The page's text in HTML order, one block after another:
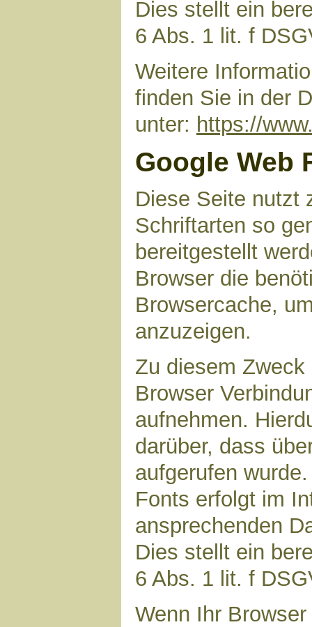
Dies stellt ein
6 Abs. 1 lit. f
Weitere
finden Sie in der
unter: https://
Google Web
Diese Seite nutzt
Schriftarten so
bereitgestellt
Browser die
Browsercache,
anzuzeigen.
Zu diesem
Browser
aufnehmen.
darüber, dass
aufgerufen
Fonts erfolgt im
ansprechenden
Dies stellt ein
6 Abs. 1 lit. f
Wenn Ihr